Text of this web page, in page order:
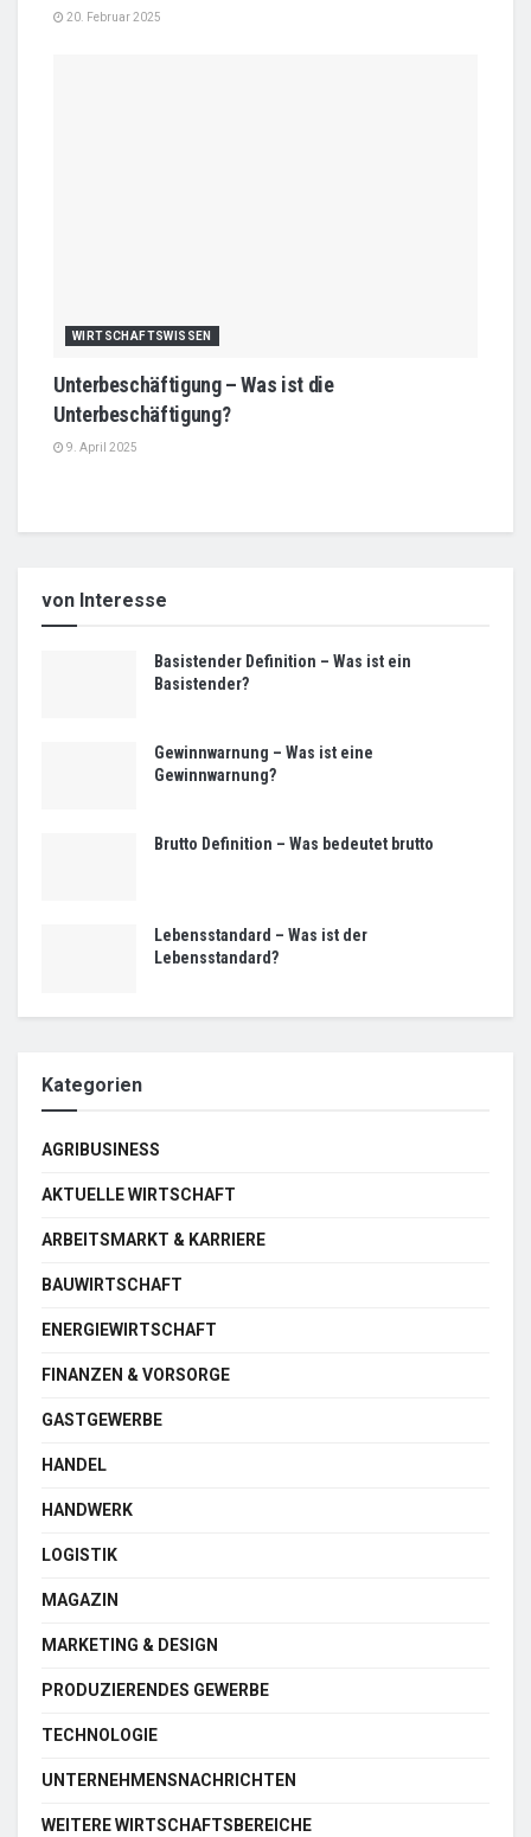
20. Februar 2025
WIRTSCHAFTSWISSEN
Unterbeschäftigung – Was ist die
Unterbeschäftigung?
9. April 2025
von Interesse
Basistender Definition – Was ist ein
Basistender?
Gewinnwarnung – Was ist eine
Gewinnwarnung?
Brutto Definition – Was bedeutet brutto
Lebensstandard – Was ist der
Lebensstandard?
Kategorien
AGRIBUSINESS
AKTUELLE WIRTSCHAFT
ARBEITSMARKT & KARRIERE
BAUWIRTSCHAFT
ENERGIEWIRTSCHAFT
FINANZEN & VORSORGE
GASTGEWERBE
HANDEL
HANDWERK
LOGISTIK
MAGAZIN
MARKETING & DESIGN
PRODUZIERENDES GEWERBE
TECHNOLOGIE
UNTERNEHMENSNACHRICHTEN
WEITERE WIRTSCHAFTSBEREICHE